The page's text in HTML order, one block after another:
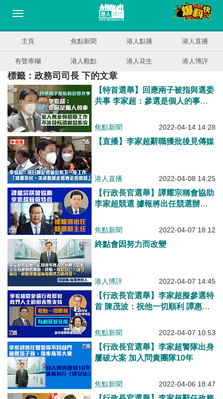
主頁 焦點新聞 港人點播 港人直播
有聲專欄 港人觀點 港人花生 港人博評
標籤：政務司司長 下的文章
【特首選舉】回應兩子被指與選委
共事 李家超：參選是個人的事、
焦點新聞 2022-04-14 14:28
【直播】李家超辭職獲批後見傳媒
港人直播 2022-04-08 14:25
【行政長官選舉】譚耀宗稱會協助
李家超競選 據報將出任競選辦主
焦點新聞 2022-04-07 18:12
終點會因努力而改變
港人博評 2022-04-07 14:45
【行政長官選舉】李家超擬參選特
首 陳茂波：祝他一切順利 譚惠
焦點新聞 2022-04-07 10:53
【行政長官選舉】李家超警隊出身
屢破大案 加入問責團隊10年
焦點新聞 2022-04-06 18:47